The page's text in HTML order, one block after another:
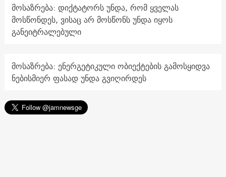
მოსაზრება: დიქტატორს უნდა, რომ ყველას
მოსწონდეს, ვისაც არ მოსწონს უნდა იყოს
განეიტრალებული
მოსაზრება: ენერგეტიკული ობიექტების გამოსყიდვა
ნებისმიერ ფასად უნდა გვიღირდეს